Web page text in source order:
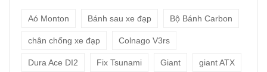
Aó Monton Bánh sau xe đạp Bộ Bánh Carbon
chân chống xe đạp Colnago V3rs
Dura Ace DI2 Fix Tsunami Giant giant ATX